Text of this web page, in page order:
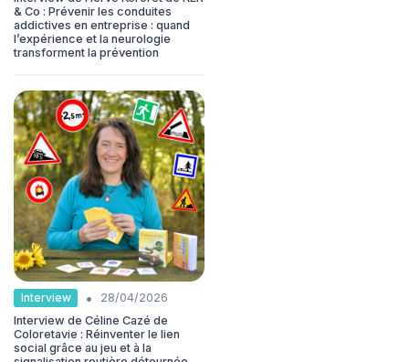
& Co : Prévenir les conduites
addictives en entreprise : quand
l’expérience et la neurologie
transforment la prévention
Interview •
28/04/2026
Interview de Céline Cazé de
Coloretavie : Réinventer le lien
social grâce au jeu et à la